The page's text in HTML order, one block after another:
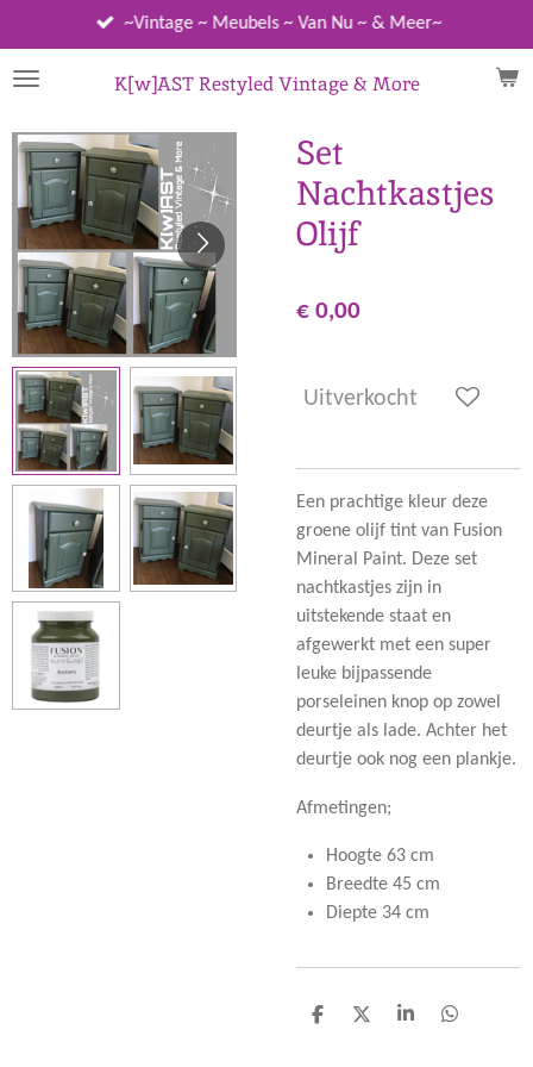
direct
naar
hoofdinhoud
K[w]AST Restyled Vintage & More
~Vintage ~ Meubels ~ Van Nu ~ & Meer~
Set
Nachtkastjes
Olijf
€ 0,00
Uitverkocht
Een prachtige kleur deze
groene olijf tint van Fusion
Mineral Paint. Deze set
nachtkastjes zijn in
uitstekende staat en
afgewerkt met een super
leuke bijpassende
porseleinen knop op zowel
deurtje als lade. Achter het
deurtje ook nog een plankje.
Afmetingen;
Hoogte 63 cm
Breedte 45 cm
Diepte 34 cm
D
D
S
D